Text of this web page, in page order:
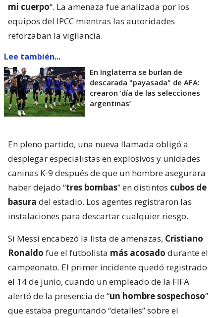
mi cuerpo“. La amenaza fue analizada por los
equipos del IPCC mientras las autoridades
reforzaban la vigilancia.
Lee también...
En Inglaterra se burlan de
descarada "payasada" de AFA:
crearon ’día de las selecciones
argentinas’
En pleno partido, una nueva llamada obligó a
desplegar especialistas en explosivos y unidades
caninas K-9 después de que un hombre asegurara
haber dejado “tres bombas” en distintos cubos de
basura del estadio. Los agentes registraron las
instalaciones para descartar cualquier riesgo.
Si Messi encabezó la lista de amenazas, Cristiano
Ronaldo fue el futbolista más acosado durante el
campeonato. El primer incidente quedó registrado
el 14 de junio, cuando un empleado de la FIFA
alertó de la presencia de “un hombre sospechoso”
que estaba preguntando “detalles” sobre el